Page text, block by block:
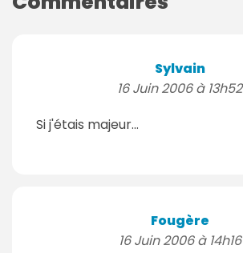
Sylvain
16 Juin 2006 à 13h52
Si j'étais majeur...
Fougère
16 Juin 2006 à 14h16